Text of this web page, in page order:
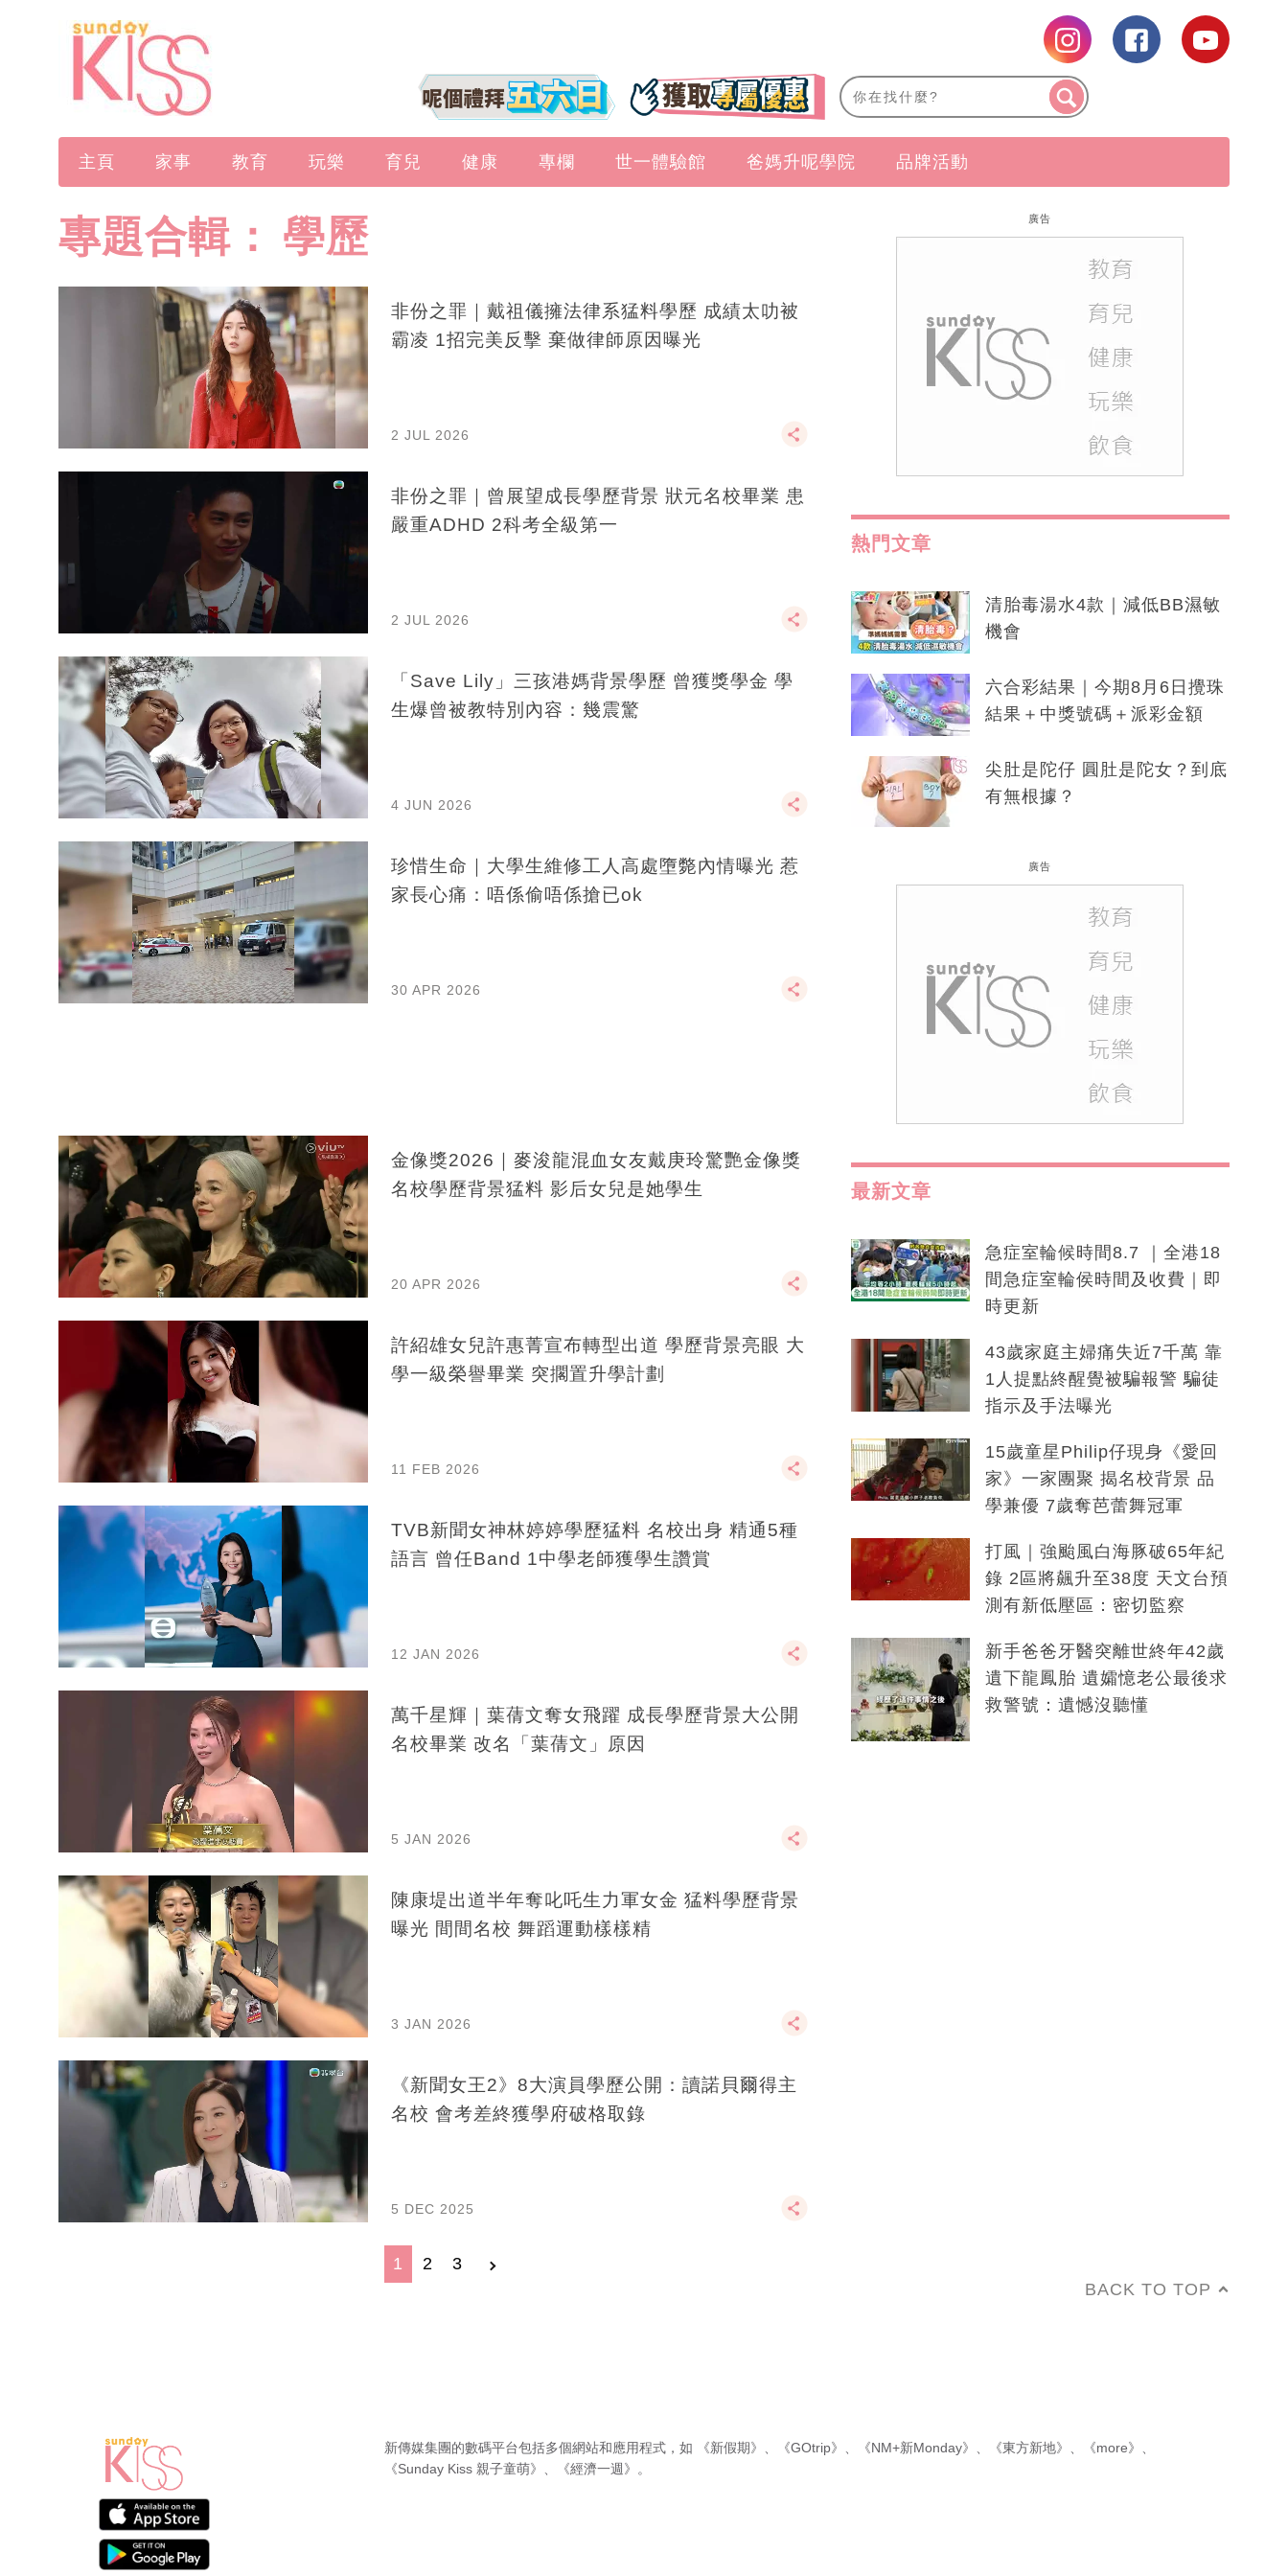
主頁 家事 教育 玩樂 育兒 健康 專欄 世一體驗館 爸媽升呢學院 品牌活動
專題合輯： 學歷
非份之罪｜戴祖儀擁法律系猛料學歷 成績太叻被
霸凌 1招完美反擊 棄做律師原因曝光
2 JUL 2026
非份之罪｜曾展望成長學歷背景 狀元名校畢業 患
嚴重ADHD 2科考全級第一
2 JUL 2026
「Save Lily」三孩港媽背景學歷 曾獲獎學金 學
生爆曾被教特別內容：幾震驚
4 JUN 2026
珍惜生命｜大學生維修工人高處墮斃內情曝光 惹
家長心痛：唔係偷唔係搶已ok
30 APR 2026
金像獎2026｜麥浚龍混血女友戴庚玲驚艷金像獎
名校學歷背景猛料 影后女兒是她學生
20 APR 2026
許紹雄女兒許惠菁宣布轉型出道 學歷背景亮眼 大
學一級榮譽畢業 突擱置升學計劃
11 FEB 2026
TVB新聞女神林婷婷學歷猛料 名校出身 精通5種
語言 曾任Band 1中學老師獲學生讚賞
12 JAN 2026
萬千星輝｜葉蒨文奪女飛躍 成長學歷背景大公開
名校畢業 改名「葉蒨文」原因
5 JAN 2026
陳康堤出道半年奪叱吒生力軍女金 猛料學歷背景
曝光 間間名校 舞蹈運動樣樣精
3 JAN 2026
《新聞女王2》8大演員學歷公開：讀諾貝爾得主
名校 會考差終獲學府破格取錄
5 DEC 2025
1 2 3
廣告
熱門文章
清胎毒湯水4款｜減低BB濕敏
機會
六合彩結果｜今期8月6日攪珠
結果＋中獎號碼＋派彩金額
尖肚是陀仔 圓肚是陀女？到底
有無根據？
廣告
最新文章
急症室輪候時間8.7 ｜全港18
間急症室輪侯時間及收費｜即
時更新
43歲家庭主婦痛失近7千萬 靠
1人提點終醒覺被騙報警 騙徒
指示及手法曝光
15歲童星Philip仔現身《愛回
家》一家團聚 揭名校背景 品
學兼優 7歲奪芭蕾舞冠軍
打風｜強颱風白海豚破65年紀
錄 2區將飆升至38度 天文台預
測有新低壓區：密切監察
新手爸爸牙醫突離世終年42歲
遺下龍鳳胎 遺孀憶老公最後求
救警號：遺憾沒聽懂
BACK TO TOP
新傳媒集團的數碼平台包括多個網站和應用程式，如 《新假期》 《GOtrip》 《NM+新Monday》 《東方新地》 《more》
《Sunday Kiss 親子童萌》
《經濟一週》 。